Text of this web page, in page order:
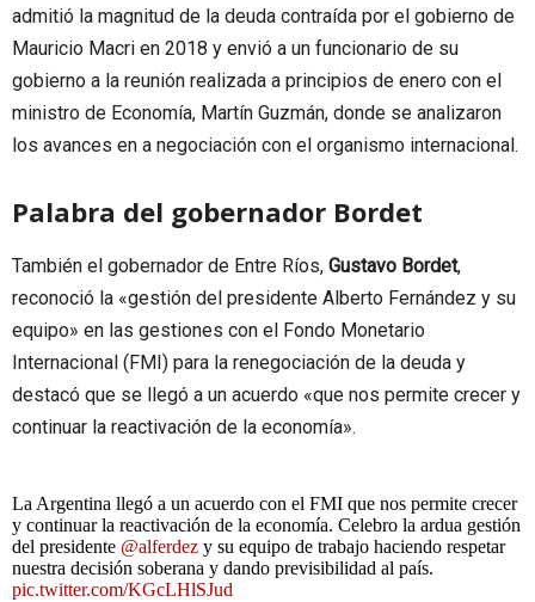
admitió la magnitud de la deuda contraída por el gobierno de
Mauricio Macri en 2018 y envió a un funcionario de su
gobierno a la reunión realizada a principios de enero con el
ministro de Economía, Martín Guzmán, donde se analizaron
los avances en a negociación con el organismo internacional.
Palabra del gobernador Bordet
También el gobernador de Entre Ríos, Gustavo Bordet,
reconoció la «gestión del presidente Alberto Fernández y su
equipo» en las gestiones con el Fondo Monetario
Internacional (FMI) para la renegociación de la deuda y
destacó que se llegó a un acuerdo «que nos permite crecer y
continuar la reactivación de la economía».
La Argentina llegó a un acuerdo con el FMI que nos permite crecer
y continuar la reactivación de la economía. Celebro la ardua gestión
del presidente @alferdez y su equipo de trabajo haciendo respetar
nuestra decisión soberana y dando previsibilidad al país.
pic.twitter.com/KGcLHlSJud